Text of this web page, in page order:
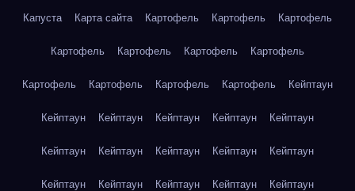
Капуста Карта сайта Картофель Картофель Картофель
Картофель Картофель Картофель Картофель
Картофель Картофель Картофель Картофель Кейптаун
Кейптаун Кейптаун Кейптаун Кейптаун Кейптаун
Кейптаун Кейптаун Кейптаун Кейптаун Кейптаун
Кейптаун Кейптаун Кейптаун Кейптаун Кейптаун